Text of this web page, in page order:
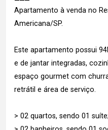
Apartamento à venda no
Americana/SP.
Este apartamento possui
e de jantar integradas,
espaço gourmet com
retrátil e área de serviço.
> 02 quartos, sendo 01 suíte;